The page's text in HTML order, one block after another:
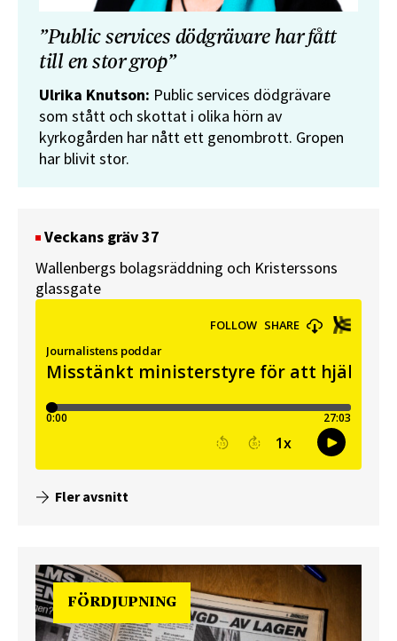
”Public services dödgrävare har fått
till en stor grop”
Ulrika Knutson: Public services dödgrävare
som stått och skottat i olika hörn av
kyrkogården har nått ett genombrott. Gropen
har blivit stor.
Veckans gräv 37
Wallenbergs bolagsräddning och Kristerssons
glassgate
Fler avsnitt
FÖRDJUPNING